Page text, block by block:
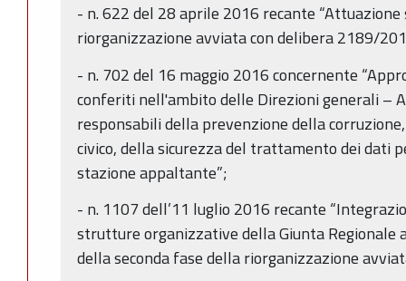
- n. 622 del 28 aprile 2016 recante “Attuazione
riorganizzazione avviata con delibera 2189/
- n. 702 del 16 maggio 2016 concernente
conferiti nell'ambito delle Direzioni generali –
responsabili della prevenzione della
civico, della sicurezza del trattamento dei dati
stazione appaltante”;
- n. 1107 dell’11 luglio 2016 recante
strutture organizzative della Giunta Regionale
della seconda fase della riorganizzazione